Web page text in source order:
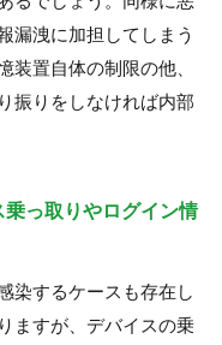
漏洩に加担してしまう
置自体の制限の他、
振りをしなければ内部
っ取りやログイン情
染するケースも存在し
ますが、デバイスの乗